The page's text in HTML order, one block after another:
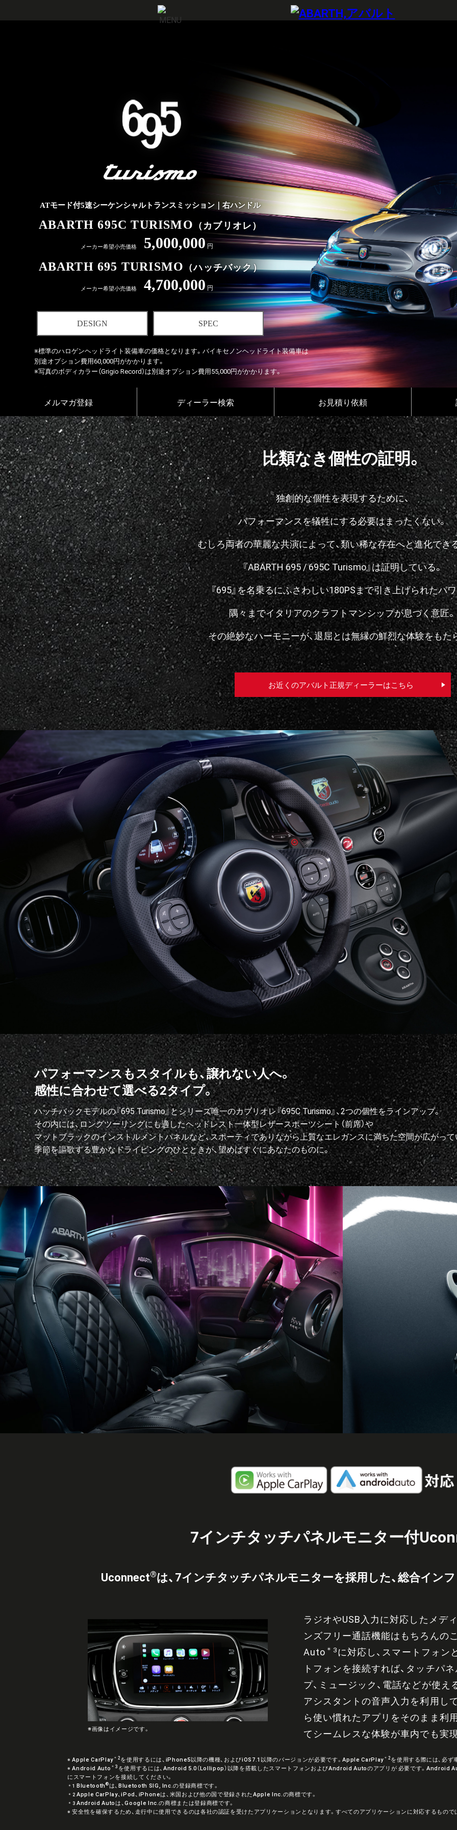
ATモード付5速シーケンシャルトランスミッション｜右ハンドル
ABARTH 695C TURISMO （カブリオレ）
メーカー希望小売価格 5,000,000 円
ABARTH 695 TURISMO （ハッチバック）
メーカー希望小売価格 4,700,000 円
DESIGN SPEC
※標準のハロゲンヘッドライト装備車の価格となります。バイキセノンヘッドライト装備車は
別途オプション費用60,000円がかかります。
※写真のボディカラー（Grigio Record）は別途オプション費用55,000円がかかります。
メルマガ登録 ディーラー検索 お見積り依頼
比類なき個性の証明。
独創的な個性を表現するために、
パフォーマンスを犠牲にする必要はまったくない。
むしろ両者の華麗な共演によって、類い稀な存在へと進化でき
『ABARTH 695 / 695C Turismo』は証明している。
『695』を名乗るにふさわしい180PSまで引き上げられたパ
隅々までイタリアのクラフトマンシップが息づく意匠。
その絶妙なハーモニーが、退屈とは無縁の鮮烈な体験をもた
お近くのアバルト正規ディーラーはこちら
パフォーマンスもスタイルも、譲れない人へ。
感性に合わせて選べる2タイプ。
ハッチバックモデルの『695 Turismo』とシリーズ唯一のカブリオレ『695C Turismo』、2つの個性をラインアップ。
その内には、ロングツーリングにも適したヘッドレスト一体型レザースポーツシート（前席）や
マットブラックのインストルメントパネルなど、スポーティでありながら上質なエレガンスに満ちた空間が広がって
季節を謳歌する豊かなドライビングのひとときが、望めばすぐにあなたのものに。
7インチタッチパネルモニター付
Uconnect®は、7インチタッチパネルモニターを採用した、総合イン
※画像はイメージです。
ラジオやUSB入力に対応したメデ
ンズフリー通話機能はもちろんの
Auto ＊3に対応し、スマートフォ
トフォンを接続すれば、タッチパ
プ、ミュージック、電話などが使
アシスタントの音声入力を利用し
ら使い慣れたアプリをそのまま利
てシームレスな体験が車内でも実
※ Apple CarPlay＊2を使用するには、iPhone5以降の機種、およびiOS7.1以降のバージョンが必要です。Apple CarPlay＊2を使用する際には、必
※ Android Auto ＊3 を使用するには、Android 5.0（Lollipop）以降を搭載したスマートフォンおよびAndroid Autoのアプリが 必要です。Android
にスマートフォンを接続してください。
＊1 Bluetooth®は、Bluetooth SIG, Inc.の登録商標です。
＊2Apple CarPlay、iPod、iPhoneは、米国および他の国で登録されたApple Inc.の商標です。
＊3 Android Autoは、Google Inc.の商標または登録商標です。
※ 安全性を確保するため、走行中に使用できるのは各社の認証を受けたアプリケーションとなります。すべてのアプリケーションに対応するもので